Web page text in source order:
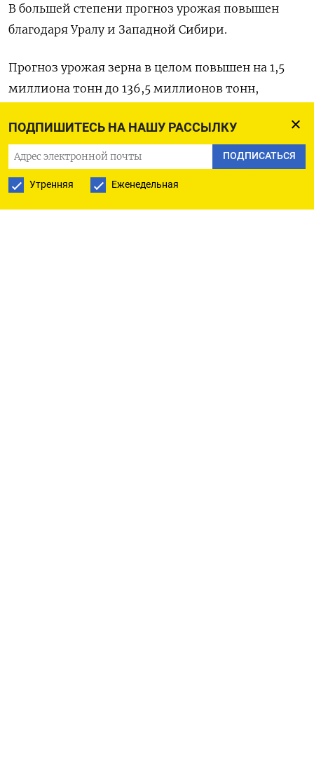
ПОДПИШИТЕСЬ НА НАШУ РАССЫЛКУ
ПОДПИСАТЬСЯ
Утренняя Еженедельная
В большей степени прогноз урожая повышен
благодаря Уралу и Западной Сибири.
Прогноз урожая зерна в целом повышен на 1,5
миллиона тонн до 136,5 миллионов тонн,
тонн. (Ольга Попова)
ПОДПИСАТЬСЯ НА ТЕЛЕГРАМ